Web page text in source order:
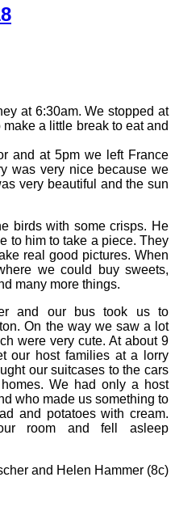
at 6:30am. We stopped at
a little break to eat and
and at 5pm we left France
was very nice because we
very beautiful and the sun
birds with some crisps. He
to him to take a piece. They
real good pictures. When
we could buy sweets,
many more things.
and our bus took us to
On the way we saw a lot
were very cute. At about 9
our host families at a lorry
our suitcases to the cars
We had only a host
who made us something to
and potatoes with cream.
room and fell asleep
and Helen Hammer (8c)